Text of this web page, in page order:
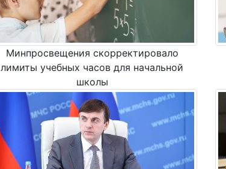
Минпросвещения скорректировало
лимиты учебных часов для начальной
школы